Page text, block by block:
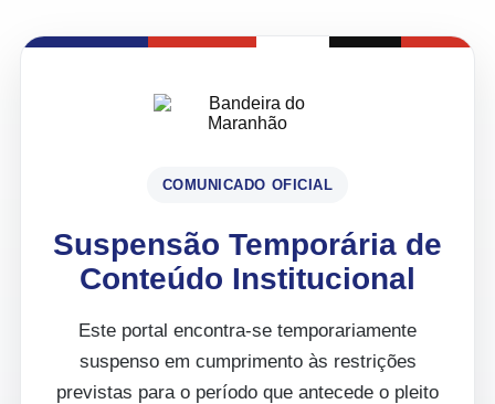
COMUNICADO OFICIAL
Suspensão Temporária de
Conteúdo Institucional
Este portal encontra-se temporariamente
suspenso em cumprimento às restrições
previstas para o período que antecede o pleito